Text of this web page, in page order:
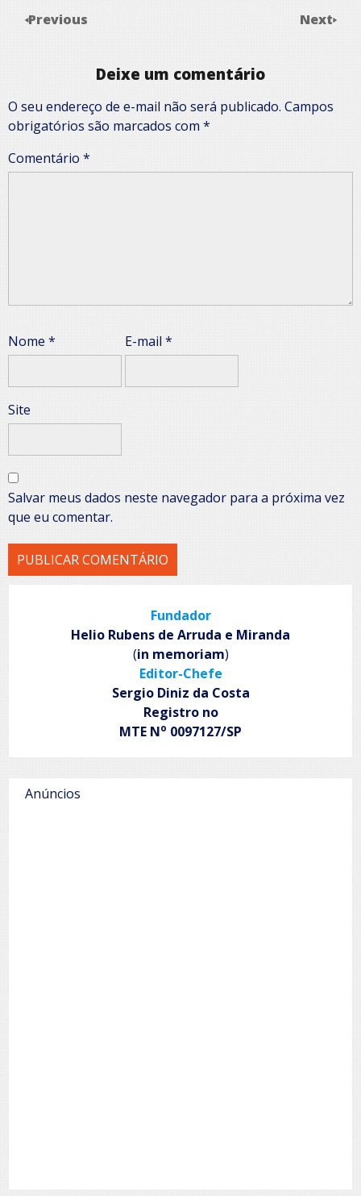
Previous Next
Deixe um comentário
O seu endereço de e-mail não será publicado. Campos
obrigatórios são marcados com *
Comentário *
Nome * E-mail *
Site
Salvar meus dados neste navegador para a próxima vez
que eu comentar.
Fundador
Helio Rubens de Arruda e Miranda
(in memoriam)
Editor-Chefe
Sergio Diniz da Costa
Registro no
MTE No 0097127/SP
Anúncios